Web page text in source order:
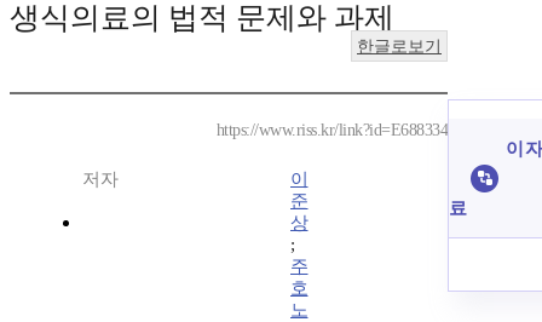
생식의료의 법적 문제와 과제
한글로보기
https://www.riss.kr/link?id=E688334
저자
이
준
상
;
주
호
노
이
료